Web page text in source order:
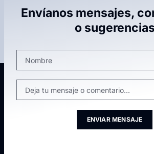
Envíanos mensajes,
o sugerencias
ENVIAR MENSAJE